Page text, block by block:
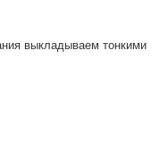
выкладываем тонкими